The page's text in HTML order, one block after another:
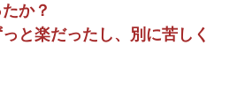
か？
と楽だったし、別に苦しく